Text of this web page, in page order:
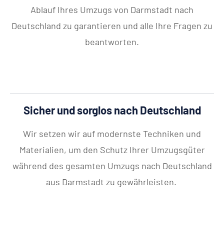
Ablauf Ihres Umzugs von Darmstadt nach
Deutschland zu garantieren und alle Ihre Fragen zu
beantworten.
Sicher und sorglos nach Deutschland
Wir setzen wir auf modernste Techniken und
Materialien, um den Schutz Ihrer Umzugsgüter
während des gesamten Umzugs nach Deutschland
aus Darmstadt zu gewährleisten.